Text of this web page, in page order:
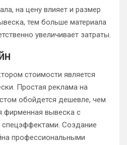
на цену влияет и размер
тем больше материала
увеличивает затраты.
стоимости является
Простая реклама на
обойдется дешевле, чем
фирменная вывеска с
спецэффектами. Создание
профессиональными